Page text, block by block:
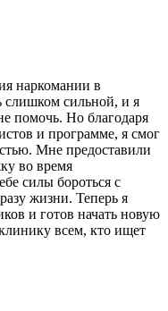
наркомании в
слишком сильной, и я
помочь. Но благодаря
и программе, я смог
Мне предоставили
во время
силы бороться с
жизни. Теперь я
и готов начать новую
всем, кто ищет